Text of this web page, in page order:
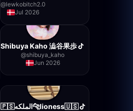
@lewkobitch2.0
Jul 2026
Shibuya Kaho 澁谷果歩
@shibuya_kaho
Jun 2026
🇵🇸الملكه🐆lioness🇺🇸